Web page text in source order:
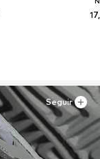
Seguir